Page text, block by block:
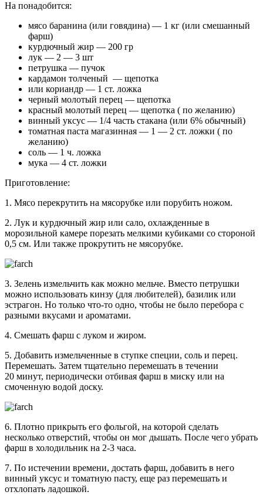
На понадобится:
мясо баранина (или говядина) — 1 кг (или смешанный
фарш)
курдючный жир — 200 гр
лук — 2 — 3 шт
петрушка — пучок
кардамон толченый — щепотка
или кориандр — 1 ст. ложка
черный молотый перец — щепотка
красный молотый перец — щепотка ( по желанию)
винный уксус — 1/4 часть стакана (или 6% обычный)
томатная паста магазинная — 1 — 2 ст. ложки ( по
желанию)
соль — 1 ч. ложка
мука — 4 ст. ложки
Приготовление:
1. Мясо перекрутить на мясорубке или порубить ножом.
2. Лук и курдючный жир или сало, охлажденные в
морозильной камере порезать мелкими кубиками со стороной
0,5 см. Или также прокрутить не мясорубке.
3. Зелень измельчить как можно мельче. Вместо петрушки
можно использовать кинзу (для любителей), базилик или
эстрагон. Но только что-то одно, чтобы не было перебора с
разными вкусами и ароматами.
4. Смешать фарш с луком и жиром.
5. Добавить измельченные в ступке специи, соль и перец.
Перемешать. Затем тщательно перемешать в течении
20 минут, периодически отбивая фарш в миску или на
смоченную водой доску.
6. Плотно прикрыть его фольгой, на которой сделать
несколько отверстий, чтобы он мог дышать. После чего убрать
фарш в холодильник на 2-3 часа.
7. По истечении времени, достать фарш, добавить в него
винный уксус и томатную пасту, еще раз перемешать и
отхлопать ладошкой.